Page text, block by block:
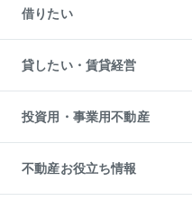
中古一戸建ての購入
不動産購入の流れ
注目キーワード物件特集
購入ガイド
English 繁体中文簡体中文
一戸建ての売却・査定
土地の売却・査定
スピードAI査定
不動産査定について
不動産売却の流れ
不動産買換えの流れ
売却ガイド
借りたい
オフィス・店舗の賃貸
借りるときの流れ
借りるガイド
貸したい・賃貸経営
マンション賃料データ
賃貸管理プラン
リロケーションについて
貸すガイド
投資用・事業用不動産
事業用不動産
マンション投資
投資用マンション
不動産お役立ち情報